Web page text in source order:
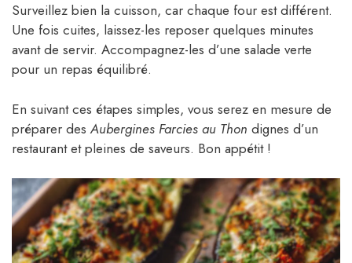
Surveillez bien la cuisson, car chaque four est différent.
Une fois cuites, laissez-les reposer quelques minutes
avant de servir. Accompagnez-les d’une salade verte
pour un repas équilibré.
En suivant ces étapes simples, vous serez en mesure de
préparer desAubergines Farcies au Thon dignes d’un
restaurant et pleines de saveurs. Bon appétit !